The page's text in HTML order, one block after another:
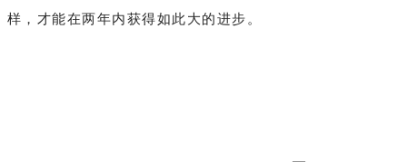
样，才能在两年内获得如此大的进步。